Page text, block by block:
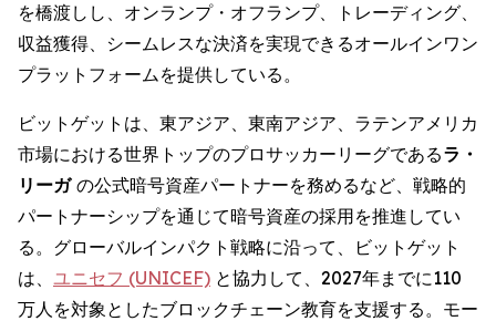
を橋渡しし、オンランプ・オフランプ、トレーディング、
収益獲得、シームレスな決済を実現できるオールインワン
プラットフォームを提供している。
ビットゲットは、東アジア、東南アジア、ラテンアメリカ
市場における世界トップのプロサッカーリーグであるラ・
リーガ の公式暗号資産パートナーを務めるなど、戦略的
パートナーシップを通じて暗号資産の採用を推進してい
る。グローバルインパクト戦略に沿って、ビットゲット
は、 ユニセフ (UNICEF) と協力して、2027年までに110
万人を対象としたブロックチェーン教育を支援する。モー